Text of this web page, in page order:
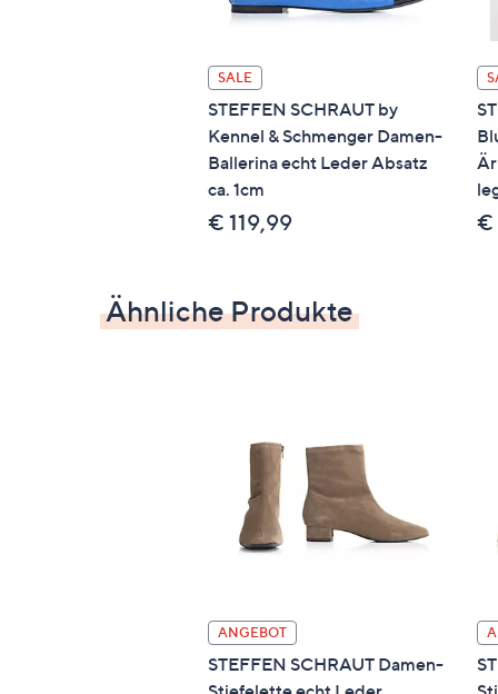
SALE
STEFFEN SCHRAUT by
Kennel & Schmenger Damen-
Ballerina echt Leder Absatz
ca. 1cm
€ 119,99 €
Ähnliche Produkte
ANGEBOT
STEFFEN SCHRAUT Damen-